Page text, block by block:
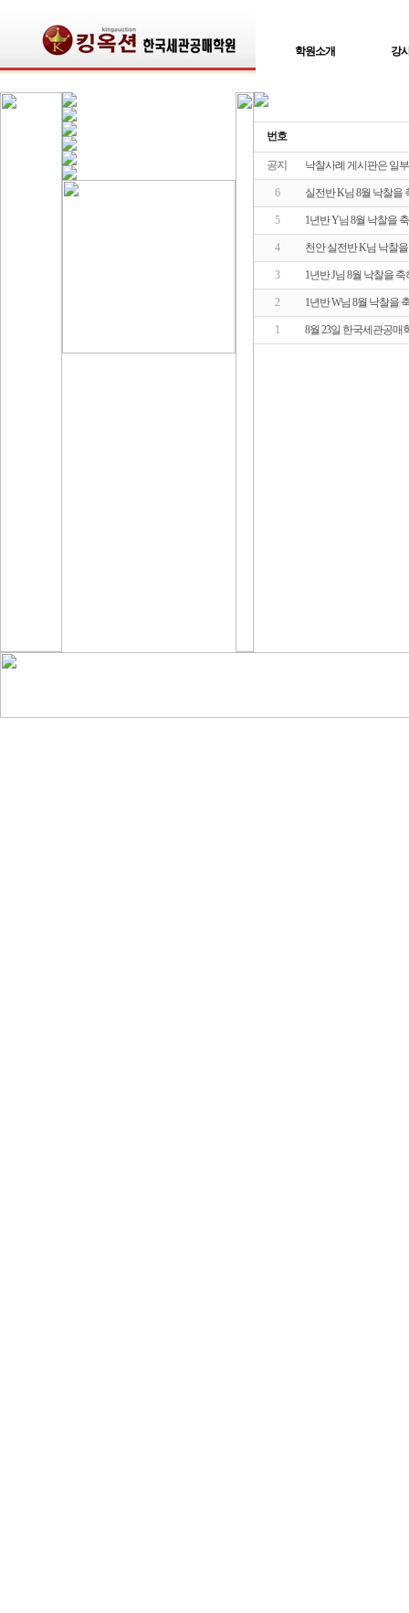
학원소개 강
번호
공지 낙찰사례 게시판은 일
6 실전반 K님 8월 낙찰을
5 1년반 Y님 8월 낙찰을
4 천안 실전반 K님 낙찰
3 1년반 J님 8월 낙찰을
2 1년반 W님 8월 낙찰을
1 8월 23일 한국세관공매